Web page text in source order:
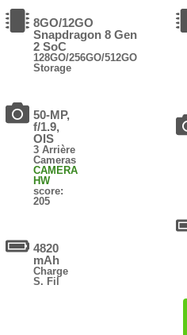
8GO/12GO
Snapdragon 8 Gen
2 SoC
128GO/256GO/512GO
Storage
50-MP,
f/1.9,
OIS
3 Arrière
Cameras
CAMERA
HW
score:
205
4820
mAh
Charge
S. Fil